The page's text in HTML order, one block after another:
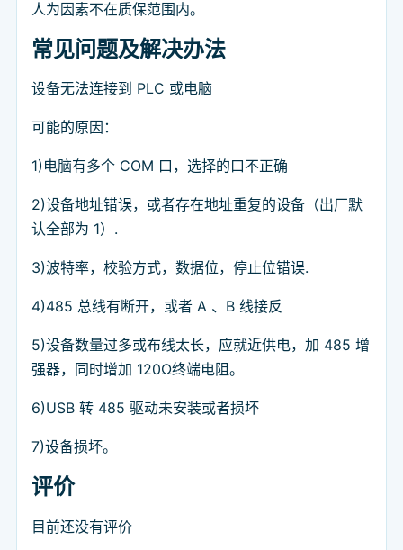
人为因素不在质保范围内。
常见问题及解决办法
设备无法连接到 PLC 或电脑
可能的原因：
1)电脑有多个 COM 口，选择的口不正确
2)设备地址错误，或者存在地址重复的设备（出厂默
认全部为 1）.
3)波特率，校验方式，数据位，停止位错误.
4)485 总线有断开，或者 A 、B 线接反
5)设备数量过多或布线太长，应就近供电，加 485 增
强器，同时增加 120Ω终端电阻。
6)USB 转 485 驱动未安装或者损坏
7)设备损坏。
评价
目前还没有评价